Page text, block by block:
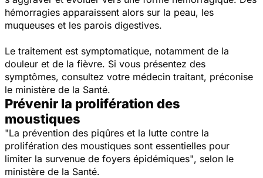
hémorragies apparaissent alors sur la peau, les
muqueuses et les parois digestives.
Le traitement est symptomatique, notamment de la
douleur et de la fièvre. Si vous présentez des
symptômes, consultez votre médecin traitant, préconise
le ministère de la Santé.
Prévenir la prolifération des
moustiques
"La prévention des piqûres et la lutte contre la
prolifération des moustiques sont essentielles pour
limiter la survenue de foyers épidémiques", selon le
ministère de la Santé.